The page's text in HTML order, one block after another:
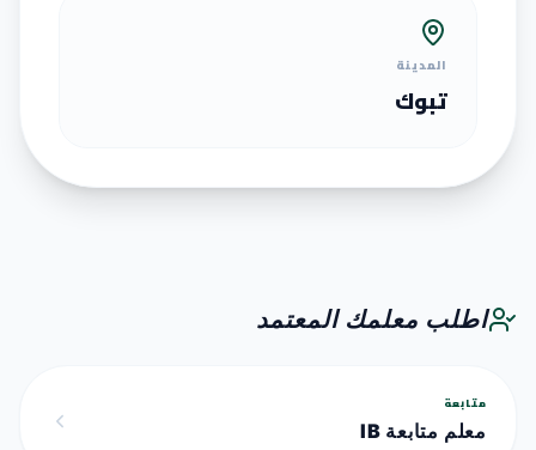
المدينة
تبوك
اطلب معلمك المعتمد
متابعة
معلم متابعة IB